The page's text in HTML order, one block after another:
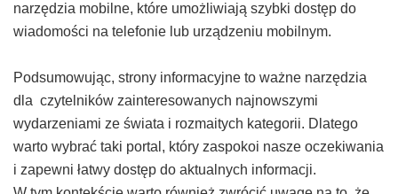
narzędzia mobilne, które umożliwiają szybki dostęp do
wiadomości na telefonie lub urządzeniu mobilnym.
Podsumowując, strony informacyjne to ważne narzędzia
dla czytelników zainteresowanych najnowszymi
wydarzeniami ze świata i rozmaitych kategorii. Dlatego
warto wybrać taki portal, który zaspokoi nasze oczekiwania
i zapewni łatwy dostęp do aktualnych informacji.